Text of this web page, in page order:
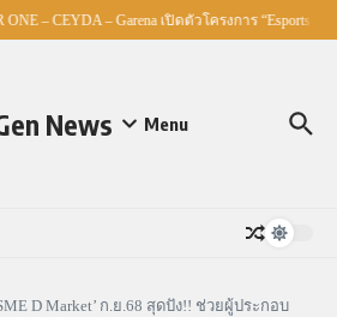
– CEYDA – Garena เปิดตัวโครงการ “Esports
News Menu
D Market’ ก.ย.68 สุดปัง!! ช่วยผู้ประกอบ